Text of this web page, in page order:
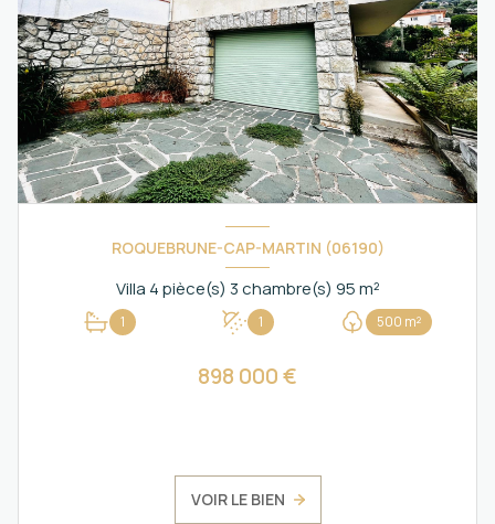
ROQUEBRUNE-CAP-MARTIN (06190)
Villa 4 pièce(s) 3 chambre(s) 95 m²
1 1 500 m²
898 000 €
VOIR LE BIEN